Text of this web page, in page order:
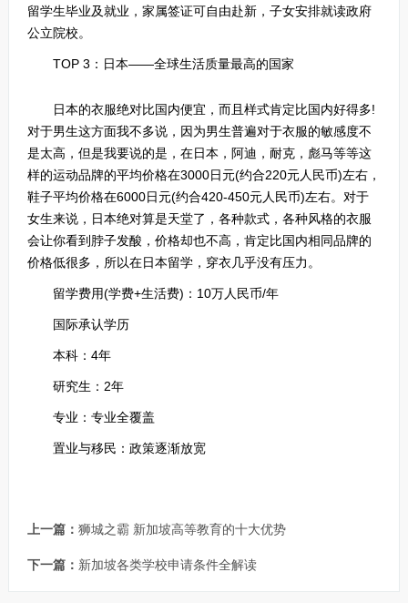
留学生毕业及就业，家属签证可自由赴新，子女安排就读政府
公立院校。
TOP 3：日本——全球生活质量最高的国家
日本的衣服绝对比国内便宜，而且样式肯定比国内好得多!
对于男生这方面我不多说，因为男生普遍对于衣服的敏感度不
是太高，但是我要说的是，在日本，阿迪，耐克，彪马等等这
样的运动品牌的平均价格在3000日元(约合220元人民币)左右，
鞋子平均价格在6000日元(约合420-450元人民币)左右。对于
女生来说，日本绝对算是天堂了，各种款式，各种风格的衣服
会让你看到脖子发酸，价格却也不高，肯定比国内相同品牌的
价格低很多，所以在日本留学，穿衣几乎没有压力。
留学费用(学费+生活费)：10万人民币/年
国际承认学历
本科：4年
研究生：2年
专业：专业全覆盖
置业与移民：政策逐渐放宽
上一篇： 狮城之霸 新加坡高等教育的十大优势
下一篇： 新加坡各类学校申请条件全解读